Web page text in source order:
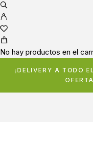
No hay productos en el
¡DELIVERY A TODO